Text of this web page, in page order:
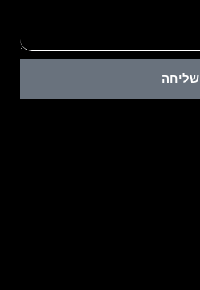
שליחה